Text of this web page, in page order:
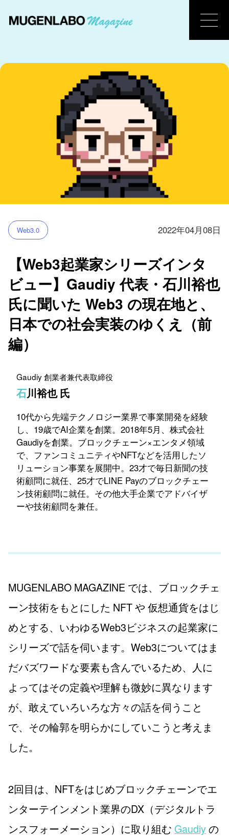
Web3.0 2022年04月08日
【Web3起業家シリーズインタ
ビュー】Gaudiy 代表・石川裕也
氏に聞いた Web3 の現在地と、
日本での社会実装のゆくえ（前
編）
Gaudiy 創業者兼代表取締役
石川裕也 氏
10代から先端テクノロジー業界で事業開発を経験
し、19歳でAI企業を創業。2018年5月、株式会社
Gaudiyを創業。ブロックチェーン×エンタメ領域
で、ファンコミュニティやNFTなどを活用したソ
リューション事業を展開中。23才で毎日新聞の技
術顧問に就任、25才でLINE Payのブロックチェー
ン技術顧問に就任。その他大手企業でアドバイザ
ーや技術顧問を兼任。
MUGENLABO MAGAZINE では、ブロックチェ
ーン技術をもとにした NFT や 仮想通貨をはじ
めとする、いわゆるWeb3ビジネスの起業家に
シリーズで話を伺います。Web3についてはま
だバズワードな要素も含んでいるため、人に
よってはその定義や理解も微妙に異なります
が、敢えていろいろな方々の話を伺うこと
で、その輪郭を明らかにしていこうと考えま
した。
2回目は、NFTをはじめブロックチェーンでエ
ンターテインメント業界のDX（デジタルトラ
ンスフォーメーション）に取り組む Gaudiyの